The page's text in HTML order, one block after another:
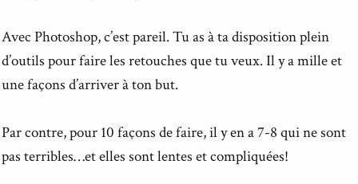
Avec Photoshop, c’est pareil. Tu as à ta disposition plein
d’outils pour faire les retouches que tu veux. Il y a mille et
une façons d’arriver à ton but.
Par contre, pour 10 façons de faire, il y en a 7-8 qui ne sont
pas terribles…et elles sont lentes et compliquées!